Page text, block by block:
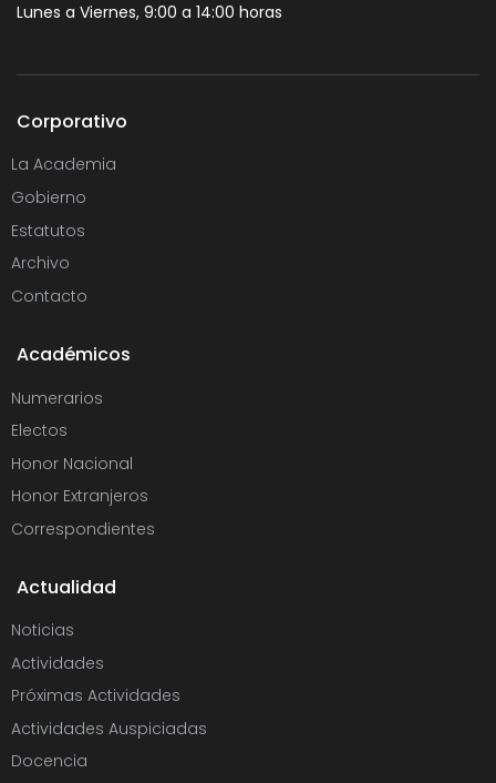
Lunes a Viernes, 9:00 a 14:00 horas
Corporativo
La Academia
Gobierno
Estatutos
Archivo
Contacto
Académicos
Numerarios
Electos
Honor Nacional
Honor Extranjeros
Correspondientes
Actualidad
Noticias
Actividades
Próximas Actividades
Actividades Auspiciadas
Docencia